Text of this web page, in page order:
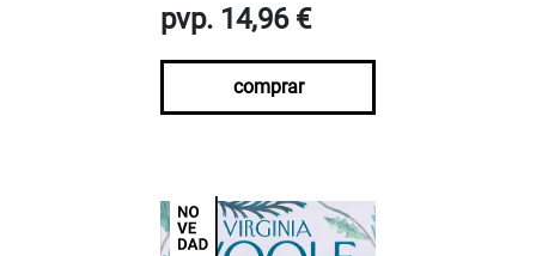
pvp. 14,96 €
comprar